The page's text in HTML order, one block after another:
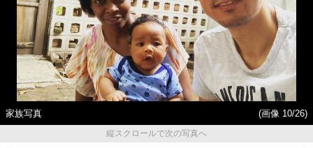
家族写真
(画像 10/26)
縦スクロールで次の写真へ